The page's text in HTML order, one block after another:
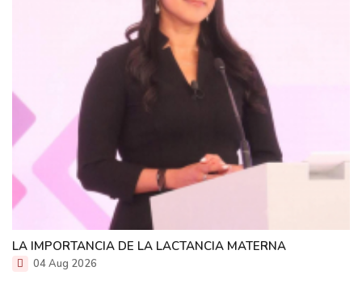
LA IMPORTANCIA DE LA LACTANCIA MATERNA
04 Aug 2026